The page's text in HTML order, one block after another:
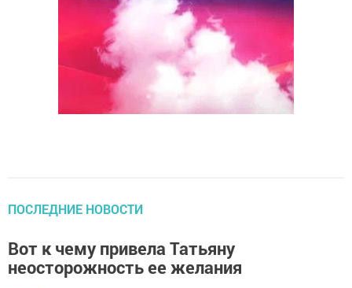
ПОСЛЕДНИЕ НОВОСТИ
Вот к чему привела Татьяну
неосторожность ее желания